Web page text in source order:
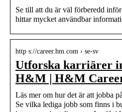
Se till att du är väl förberedd
hittar mycket användbar
http s://career.hm.com › se-sv
Utforska karriärer
H&M | H&M
Läs mer om hur det är att jobba
Se vilka lediga jobb som finns i